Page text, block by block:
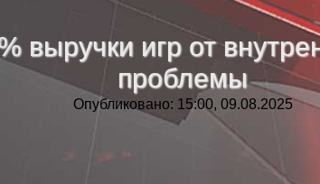
выручки игр от
проблемы
Опубликовано: 15:00, 09.08.2025